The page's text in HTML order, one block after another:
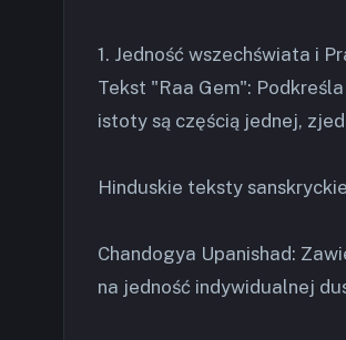
1. Jedność wszechświata i
Tekst "Raa Gem":
istoty są częścią jednej,
Hinduskie teksty
Chandogya Upanishad:
na jedność indywidualnej